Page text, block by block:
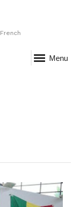
French
Menu